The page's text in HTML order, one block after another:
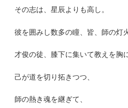
その志は、星辰よりも高し。
彼を囲みし数多の瞳、皆、師の灯
才俊の徒、膝下に集いて教えを胸
己が道を切り拓きつつ、
師の熱き魂を継ぎて、